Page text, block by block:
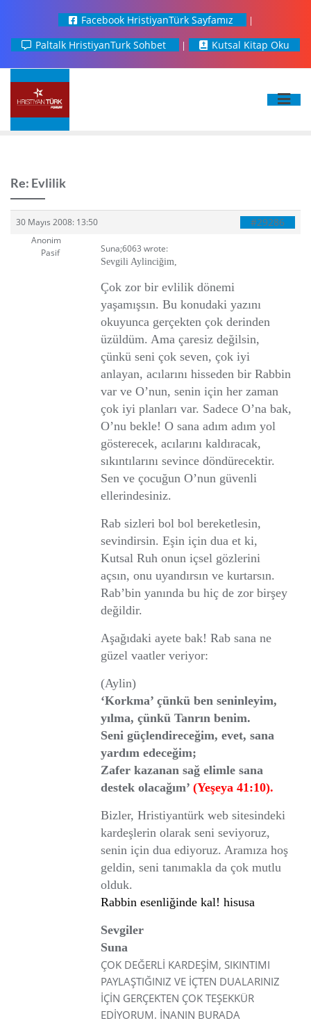
Facebook HristiyanTürk Sayfamız
Paltalk HristiyanTurk Sohbet
Kutsal Kitap Oku
Re: Evlilik
30 Mayıs 2008: 13:50 #29286
Anonim
Pasif
Suna;6063 wrote:
Sevgili Aylinciğim,
Çok zor bir evlilik dönemi
yaşamışsın. Bu konudaki yazını
okuyunca gerçekten çok derinden
üzüldüm. Ama çaresiz değilsin,
çünkü seni çok seven, çok iyi
anlayan, acılarını hisseden bir Rabbin
var ve O’nun, senin için her zaman
çok iyi planları var. Sadece O’na bak,
O’nu bekle! O sana adım adım yol
gösterecek, acılarını kaldıracak,
sıkıntılarını sevince döndürecektir.
Sen ve çocuğun O’nun güvenli
ellerindesiniz.
Rab sizleri bol bol bereketlesin,
sevindirsin. Eşin için dua et ki,
Kutsal Ruh onun içsel gözlerini
açsın, onu uyandırsın ve kurtarsın.
Rab’bin yanında bu hiç de zor birşey
değildir.
Aşağıdaki ayete bak! Rab sana ne
güzel vaatler veriyor:
(Aylin)
‘Korkma’ çünkü ben seninleyim,
yılma, çünkü Tanrın benim.
Seni güçlendireceğim, evet, sana
yardım edeceğim;
Zafer kazanan sağ elimle sana
destek olacağım’ (Yeşeya 41:10).
Bizler, Hristiyantürk web sitesindeki
kardeşlerin olarak seni seviyoruz,
senin için dua ediyoruz. Aramıza hoş
geldin, seni tanımakla da çok mutlu
olduk.
Rabbin esenliğinde kal! hisusa
Sevgiler
Suna
ÇOK DEĞERLİ KARDEŞİM, SIKINTIMI
PAYLAŞTIĞINIZ VE İÇTEN DUALARINIZ
İÇİN GERÇEKTEN ÇOK TEŞEKKÜR
EDİYORUM. İNANIN BURADA